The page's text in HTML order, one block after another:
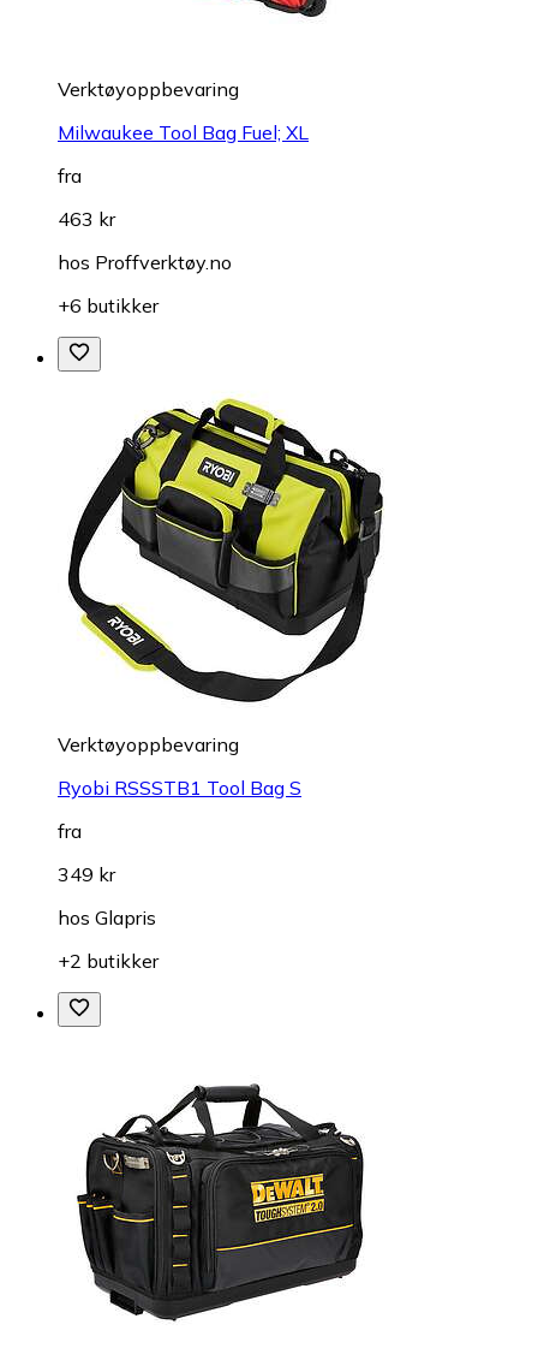
Verktøyoppbevaring
Milwaukee Tool Bag Fuel; XL
fra
463 kr
hos Proffverktøy.no
+6 butikker
Verktøyoppbevaring
Ryobi RSSSTB1 Tool Bag S
fra
349 kr
hos Glapris
+2 butikker